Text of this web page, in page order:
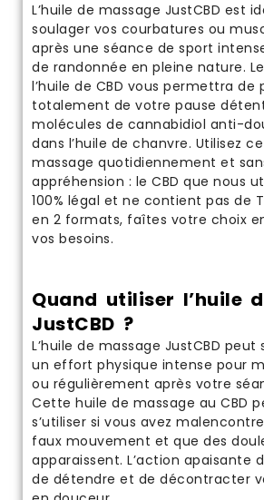
L’huile de massage JustCBD est
soulager vos courbatures ou
après une séance de sport
de randonnée en pleine nature.
l’huile de CBD vous permettra de
totalement de votre pause
molécules de cannabidiol anti-
dans l’huile de chanvre. Utilisez
massage quotidiennement et
appréhension : le CBD que nous
100% légal et ne contient pas de
en 2 formats, faîtes votre choix
vos besoins.
Quand utiliser l’huile
JustCBD ?
L’huile de massage JustCBD peut
un effort physique intense pour
ou régulièrement après votre
Cette huile de massage au CBD
s’utiliser si vous avez
faux mouvement et que des
apparaissent. L’action apaisante
de détendre et de décontracter